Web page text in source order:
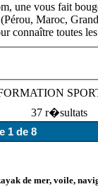
une vous fait
Maroc,
connaître toutes
37 r�sultats
de mer, voile,